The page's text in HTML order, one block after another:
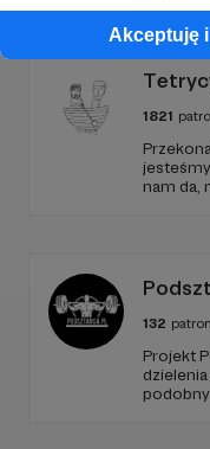
Akceptuję
1821
nam da,
132
Projekt